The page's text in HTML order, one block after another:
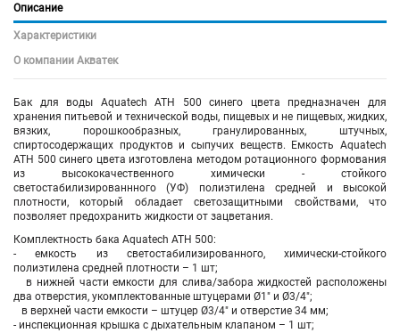
Описание
Характеристики
О компании Акватек
Бак для воды Aquatech ATH 500 синего цвета предназначен для
хранения питьевой и технической воды, пищевых и не пищевых, жидких,
вязких, порошкообразных, гранулированных, штучных,
спиртосодержащих продуктов и сыпучих веществ. Емкость Aquatech
ATH 500 синего цвета изготовлена методом ротационного формования
из высококачественного химически - стойкого
светостабилизированнного (УФ) полиэтилена средней и высокой
плотности, который обладает светозащитными свойствами, что
позволяет предохранить жидкости от зацветания.
Комплектность бака Aquatech ATH 500:
- емкость из светостабилизированного, химически-стойкого
полиэтилена средней плотности – 1 шт;
в нижней части емкости для слива/забора жидкостей расположены
два отверстия, укомплектованные штуцерами Ø1" и Ø3/4";
в верхней части емкости – штуцер Ø3/4" и отверстие 34 мм;
- инспекционная крышка с дыхательным клапаном – 1 шт;